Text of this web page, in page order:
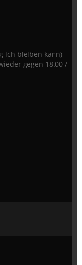
ich bleiben kann)
gegen 18.00 /